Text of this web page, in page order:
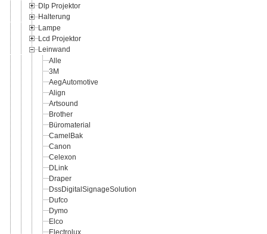
Dlp Projektor
Halterung
Lampe
Lcd Projektor
Leinwand
Alle
3M
AegAutomotive
Align
Artsound
Brother
Büromaterial
CamelBak
Canon
Celexon
DLink
Draper
DssDigitalSignageSolution
Dufco
Dymo
Elco
Electrolux